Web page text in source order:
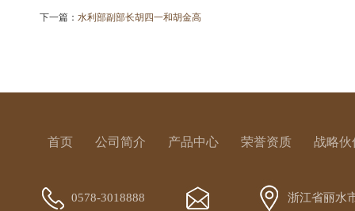
下一篇： 水利部副部长胡四一和胡金高
首页 公司简介 产品中心 荣誉资质 战略伙
0578-3018888 浙江省丽水